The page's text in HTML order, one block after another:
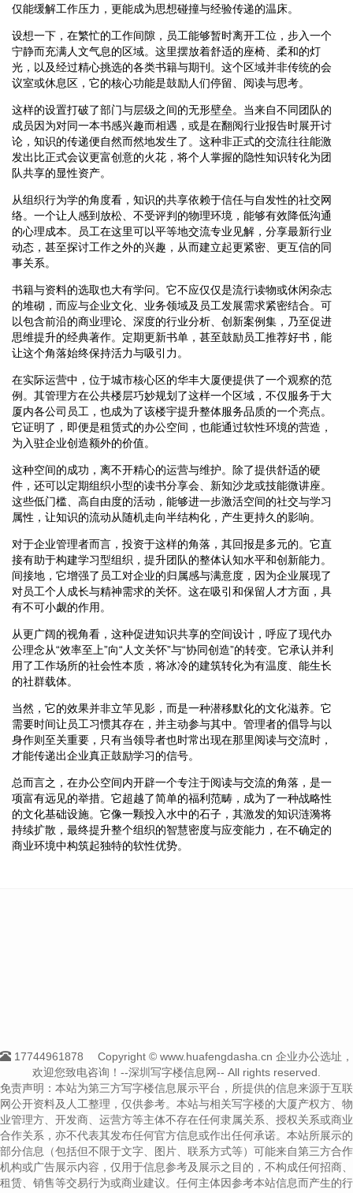
仅能缓解工作压力，更能成为思想碰撞与经验传递的温床。
设想一下，在繁忙的工作间隙，员工能够暂时离开工位，步入一个
宁静而充满人文气息的区域。这里摆放着舒适的座椅、柔和的灯
光，以及经过精心挑选的各类书籍与期刊。这个区域并非传统的会
议室或休息区，它的核心功能是鼓励人们停留、阅读与思考。
这样的设置打破了部门与层级之间的无形壁垒。当来自不同团队的
成员因为对同一本书感兴趣而相遇，或是在翻阅行业报告时展开讨
论，知识的传递便自然而然地发生了。这种非正式的交流往往能激
发出比正式会议更富创意的火花，将个人掌握的隐性知识转化为团
队共享的显性资产。
从组织行为学的角度看，知识的共享依赖于信任与自发性的社交网
络。一个让人感到放松、不受评判的物理环境，能够有效降低沟通
的心理成本。员工在这里可以平等地交流专业见解，分享最新行业
动态，甚至探讨工作之外的兴趣，从而建立起更紧密、更互信的同
事关系。
书籍与资料的选取也大有学问。它不应仅仅是流行读物或休闲杂志
的堆砌，而应与企业文化、业务领域及员工发展需求紧密结合。可
以包含前沿的商业理论、深度的行业分析、创新案例集，乃至促进
思维提升的经典著作。定期更新书单，甚至鼓励员工推荐好书，能
让这个角落始终保持活力与吸引力。
在实际运营中，位于城市核心区的华丰大厦便提供了一个观察的范
例。其管理方在公共楼层巧妙规划了这样一个区域，不仅服务于大
厦内各公司员工，也成为了该楼宇提升整体服务品质的一个亮点。
它证明了，即便是租赁式的办公空间，也能通过软性环境的营造，
为入驻企业创造额外的价值。
这种空间的成功，离不开精心的运营与维护。除了提供舒适的硬
件，还可以定期组织小型的读书分享会、新知沙龙或技能微讲座。
这些低门槛、高自由度的活动，能够进一步激活空间的社交与学习
属性，让知识的流动从随机走向半结构化，产生更持久的影响。
对于企业管理者而言，投资于这样的角落，其回报是多元的。它直
接有助于构建学习型组织，提升团队的整体认知水平和创新能力。
间接地，它增强了员工对企业的归属感与满意度，因为企业展现了
对员工个人成长与精神需求的关怀。这在吸引和保留人才方面，具
有不可小觑的作用。
从更广阔的视角看，这种促进知识共享的空间设计，呼应了现代办
公理念从“效率至上”向“人文关怀”与“协同创造”的转变。它承认并利
用了工作场所的社会性本质，将冰冷的建筑转化为有温度、能生长
的社群载体。
当然，它的效果并非立竿见影，而是一种潜移默化的文化滋养。它
需要时间让员工习惯其存在，并主动参与其中。管理者的倡导与以
身作则至关重要，只有当领导者也时常出现在那里阅读与交流时，
才能传递出企业真正鼓励学习的信号。
总而言之，在办公空间内开辟一个专注于阅读与交流的角落，是一
项富有远见的举措。它超越了简单的福利范畴，成为了一种战略性
的文化基础设施。它像一颗投入水中的石子，其激发的知识涟漪将
持续扩散，最终提升整个组织的智慧密度与应变能力，在不确定的
商业环境中构筑起独特的软性优势。
17744961878
Copyright © www.huafengdasha.cn 企业办公选址，
欢迎您致电咨询！--深圳写字楼信息网-- All rights reserved.
免责声明：本站为第三方写字楼信息展示平台，所提供的信息来源于互联
网公开资料及人工整理，仅供参考。本站与相关写字楼的大厦产权方、物
业管理方、开发商、运营方等主体不存在任何隶属关系、授权关系或商业
合作关系，亦不代表其发布任何官方信息或作出任何承诺。本站所展示的
部分信息（包括但不限于文字、图片、联系方式等）可能来自第三方合作
机构或广告展示内容，仅用于信息参考及展示之目的，不构成任何招商、
租赁、销售等交易行为或商业建议。任何主体因参考本站信息而产生的行